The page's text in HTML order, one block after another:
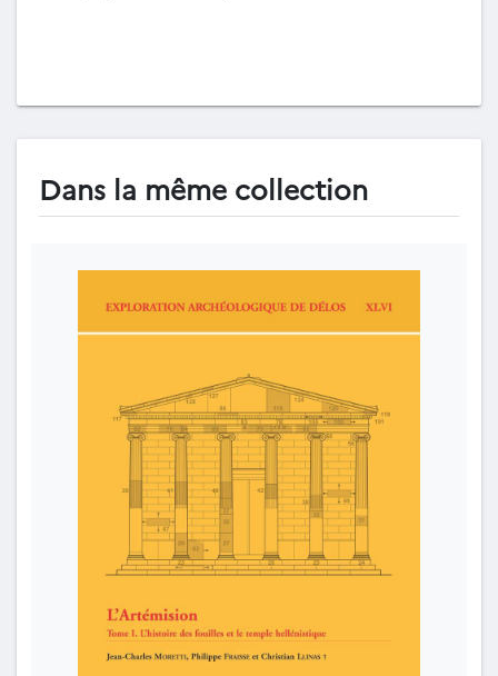
Dans la même collection